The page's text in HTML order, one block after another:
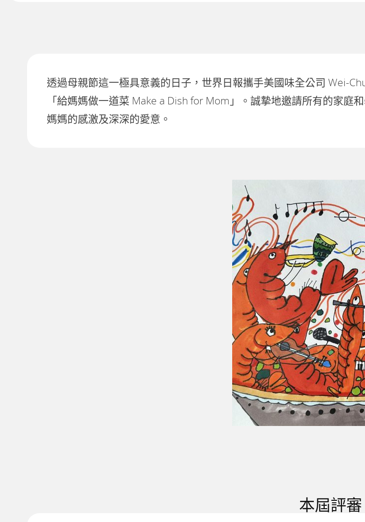
透過母親節這一極具意義的日子，世界日報攜手美國味全公司 Wei-
「給媽媽做一道菜 Make a Dish for Mom」。誠摯地邀請所有的家
媽媽的感激及深深的愛意。
本屆評審